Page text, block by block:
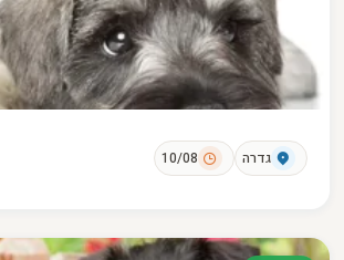
גדרה 10/08